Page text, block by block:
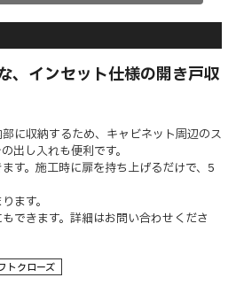
、インセット仕様の開き戸収
に収納するため、キャビネット周辺のス
出し入れも便利です。
す。施工時に扉を持ち上げるだけで、5
ます。
できます。詳細はお問い合わせくださ
トクローズ